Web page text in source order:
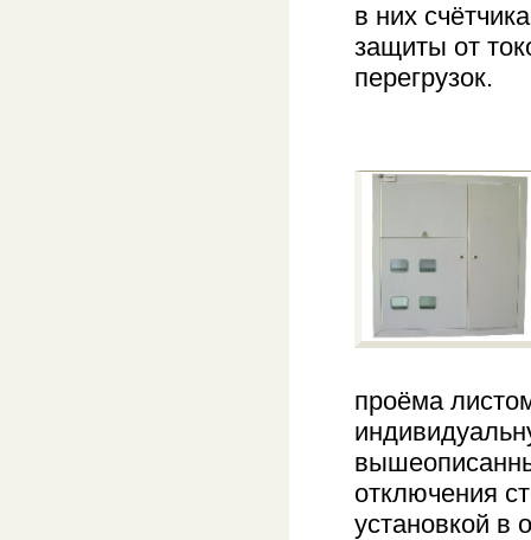
в них
защиты от
перегрузок.
проёма
отключения
установкой в